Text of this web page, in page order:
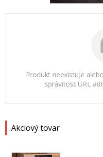
Akciový tovar
Produkt neexistuje
správnosť URL